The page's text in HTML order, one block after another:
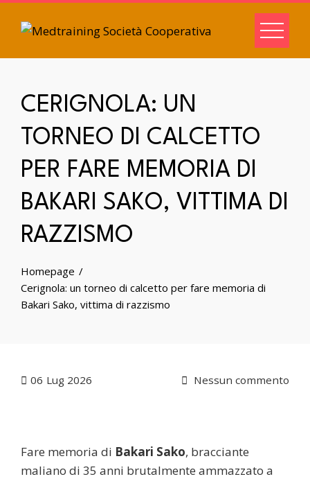
CERIGNOLA: UN
TORNEO DI CALCETTO
PER FARE MEMORIA DI
BAKARI SAKO, VITTIMA DI
RAZZISMO
Homepage
Cerignola: un torneo di calcetto per fare memoria di
Bakari Sako, vittima di razzismo
06 Lug 2026 Nessun commento
Fare memoria di Bakari Sako, bracciante
maliano di 35 anni brutalmente ammazzato a